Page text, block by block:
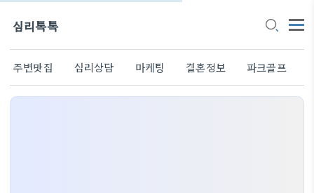
심리톡톡
주변맛집 심리상담 마케팅 결혼정보 파크골프